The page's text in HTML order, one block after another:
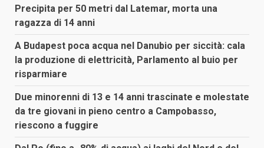
Precipita per 50 metri dal Latemar, morta una
ragazza di 14 anni
A Budapest poca acqua nel Danubio per siccità: cala
la produzione di elettricità, Parlamento al buio per
risparmiare
Due minorenni di 13 e 14 anni trascinate e molestate
da tre giovani in pieno centro a Campobasso,
riescono a fuggire